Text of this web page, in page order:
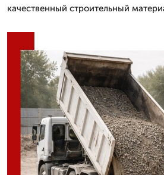
качественный строительный